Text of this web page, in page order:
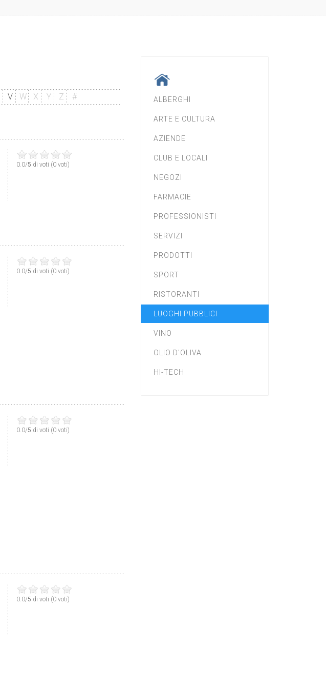
V W X Y Z #
0.0/5 di voti (0 voti)
0.0/5 di voti (0 voti)
0.0/5 di voti (0 voti)
0.0/5 di voti (0 voti)
ALBERGHI
ARTE E CULTURA
AZIENDE
CLUB E LOCALI
NEGOZI
FARMACIE
PROFESSIONISTI
SERVIZI
PRODOTTI
SPORT
RISTORANTI
LUOGHI PUBBLICI
VINO
OLIO D'OLIVA
HI-TECH